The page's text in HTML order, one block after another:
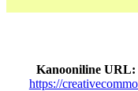
Kanooniline URL
https://